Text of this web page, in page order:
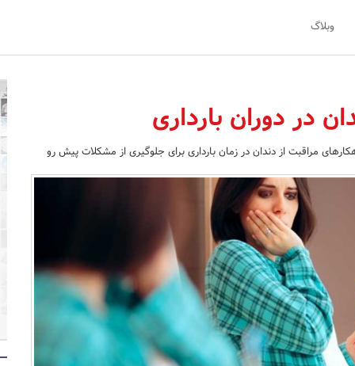
وبلاگ
در دوران بارداری
مراقبت از دندان در زمان بارداری برای جلوگیری از مشکلات پیش رو